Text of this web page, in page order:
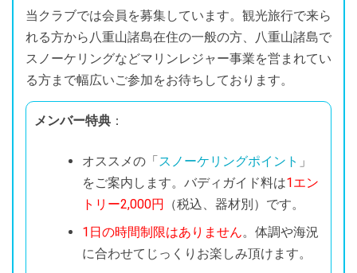
当クラブでは会員を募集しています。観光旅行で来ら
れる方から八重山諸島在住の一般の方、八重山諸島で
スノーケリングなどマリンレジャー事業を営まれてい
る方まで幅広いご参加をお待ちしております。
メンバー特典 ：
オススメの「 スノーケリングポイント 」
をご案内します。バディガイド料は1エン
トリー2,000円
（税込、器材別）です。
1日の時間制限はありません。体調や海況
に合わせてじっくりお楽しみ頂けます。